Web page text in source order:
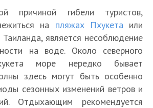
причиной гибели туристов,
на пляжах Пхукета или
Таиланда, является несоблюдение
на воде. Около северного
море нередко бывает
здесь могут быть особенно
сезонных изменений ветров и
Отдыхающим рекомендуется